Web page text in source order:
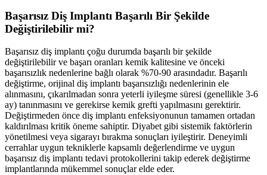
Başarısız Diş Implantı Başarılı Bir Şekilde
Değiştirilebilir mi?
Başarısız diş implantı çoğu durumda başarılı bir şekilde
değiştirilebilir ve başarı oranları kemik kalitesine ve önceki
başarısızlık nedenlerine bağlı olarak %70-90 arasındadır. Başarılı
değiştirme, orijinal diş implantı başarısızlığı nedenlerinin ele
alınmasını, çıkarılmadan sonra yeterli iyileşme süresi (genellikle 3-6
ay) tanınmasını ve gerekirse kemik grefti yapılmasını gerektirir.
Değiştirmeden önce diş implantı enfeksiyonunun tamamen ortadan
kaldırılması kritik öneme sahiptir. Diyabet gibi sistemik faktörlerin
yönetilmesi veya sigarayı bırakma sonuçları iyileştirir. Deneyimli
cerrahlar uygun tekniklerle kapsamlı değerlendirme ve uygun
başarısız diş implantı tedavi protokollerini takip ederek değiştirme
implantlarında mükemmel sonuçlar elde eder.